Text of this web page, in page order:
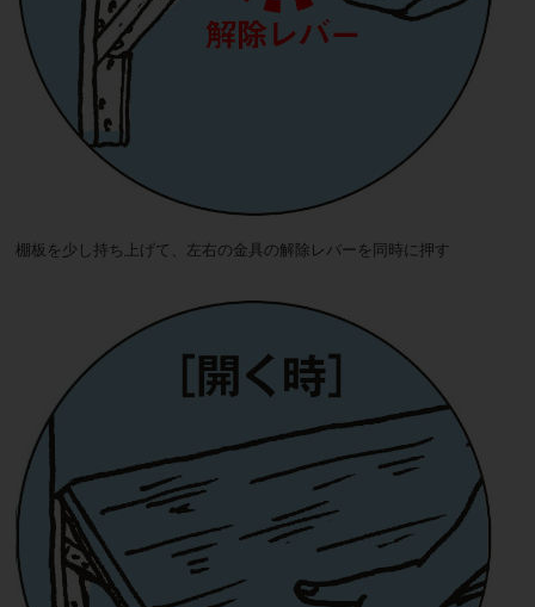
棚板を少し持ち上げて、左右の金具の解除レバーを同時に押す